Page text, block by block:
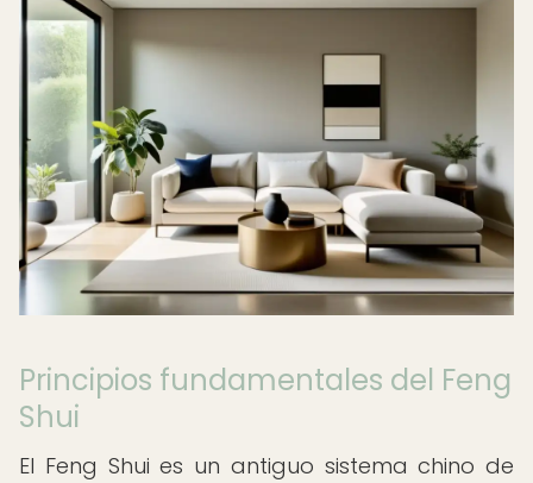
Principios fundamentales del Feng
Shui
El Feng Shui es un antiguo sistema chino de